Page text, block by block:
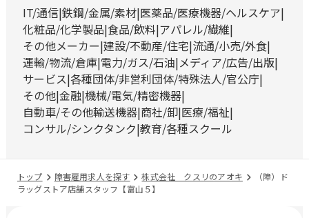
IT/通信 鉄鋼/金属/素材 医薬品/医療機器/ヘルスケア
化粧品/化学製品 食品/飲料 アパレル/繊維
その他メーカー 建設/不動産/住宅 流通/小売/外食
運輸/物流/倉庫 電力/ガス/石油 メディア/広告/出版
サービス 各種団体/非営利団体/特殊法人/官公庁
その他 金融 機械/電気/精密機器
自動車/その他輸送機器 商社/卸 医療/福祉
コンサル/シンクタンク 教育/各種スクール
トップ 障害雇用求人を探す 株式会社 クスリのアオキ
（障）ド
ラッグストア店舗スタッフ【富山５】